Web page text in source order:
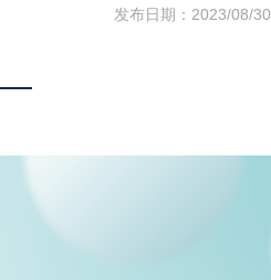
发布日期：2023/08/30